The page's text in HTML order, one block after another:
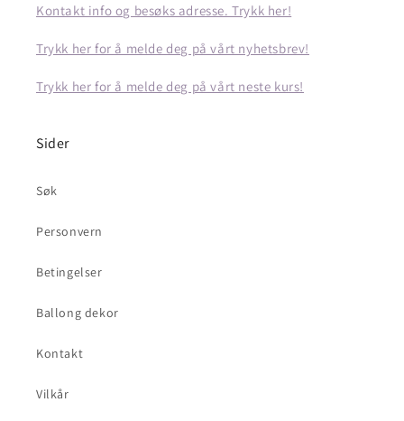
Kontakt info og besøks adresse. Trykk her!
Trykk her for å melde deg på vårt nyhetsbrev!
Trykk her for å melde deg på vårt neste kurs!
Sider
Søk
Personvern
Betingelser
Ballong dekor
Kontakt
Vilkår